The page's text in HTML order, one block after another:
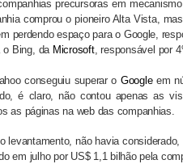
precursoras em
comprou o pioneiro Alta Vista,
perdendo espaço para o Google,
o Bing, da Microsoft, responsável por
conseguiu superar o Googleem
é claro, não contou apenas as
as páginas na web das companhias.
levantamento, não havia
em julho por US$ 1,1 bilhão pela